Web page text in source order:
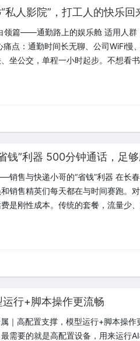
人影院”，打工人的快乐回
领篇——通勤路上的娱乐舱 适用人群
痛点：通勤时间长无聊、公司WiFi慢
坐公交，单程一小时起步。不想看
销售与快递小哥的“省钱”利器 在长
销售精英们每天都在与时间赛跑。
是刚性成本。传统的套餐，流量少
行+脚本操作更流畅
｜高配置支撑，模型运行+脚本操作
需要的就是高配置设备，用来运行